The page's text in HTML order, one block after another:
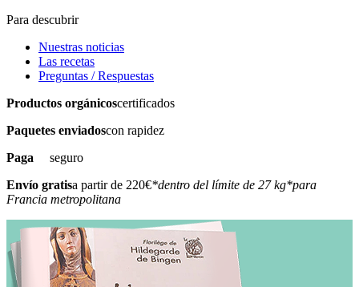
Para descubrir
Nuestras noticias
Las recetas
Preguntas / Respuestas
Productos orgánicoscertificados
Paquetes enviadoscon rapidez
Paga seguro
Envío gratisa partir de 220€*dentro del límite de 27 kg*para
Francia metropolitana